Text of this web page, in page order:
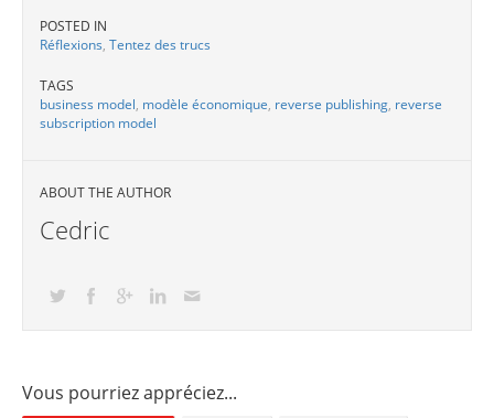
POSTED IN
Réflexions, Tentez des trucs
TAGS
business model, modèle économique, reverse publishing, reverse
subscription model
ABOUT THE AUTHOR
Cedric
Vous pourriez appréciez...